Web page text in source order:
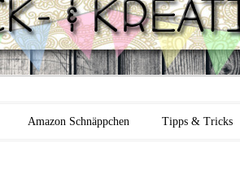
Amazon Schnäppchen Tipps & Tricks